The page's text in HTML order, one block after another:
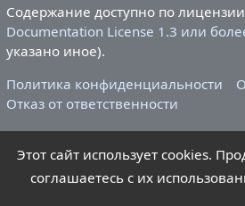
Содержание доступно по лицензии
Documentation License 1.3 или
указано иное).
Политика конфиденциальности
Отказ от ответственности
Этот сайт использует cookies.
соглашаетесь с их